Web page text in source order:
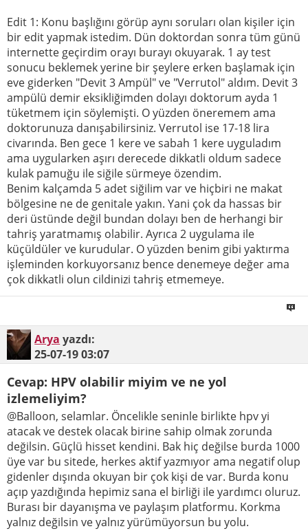
Edit 1: Konu başlığını görüp aynı soruları olan kişiler için
bir edit yapmak istedim. Dün doktordan sonra tüm günü
internette geçirdim orayı burayı okuyarak. 1 ay test
sonucu beklemek yerine bir şeylere erken başlamak için
eve giderken "Devit 3 Ampül" ve "Verrutol" aldım. Devit 3
ampülü demir eksikliğimden dolayı doktorum ayda 1
tüketmem için söylemişti. O yüzden öneremem ama
doktorunuza danışabilirsiniz. Verrutol ise 17-18 lira
civarında. Ben gece 1 kere ve sabah 1 kere uyguladım
ama uygularken aşırı derecede dikkatli oldum sadece
kulak pamuğu ile siğile sürmeye özendim.
Benim kalçamda 5 adet siğilim var ve hiçbiri ne makat
bölgesine ne de genitale yakın. Yani çok da hassas bir
deri üstünde değil bundan dolayı ben de herhangi bir
tahriş yaratmamış olabilir. Ayrıca 2 uygulama ile
küçüldüler ve kurudular. O yüzden benim gibi yaktırma
işleminden korkuyorsanız bence denemeye değer ama
çok dikkatli olun cildinizi tahriş etmemeye.
Arya yazdı:
25-07-1903:07
Cevap: HPV olabilir miyim ve ne yol
izlemeliyim?
@Balloon, selamlar. Öncelikle seninle birlikte hpv yi
atacak ve destek olacak birine sahip olmak zorunda
değilsin. Güçlü hisset kendini. Bak hiç değilse burda 1000
üye var bu sitede, herkes aktif yazmıyor ama negatif olup
gidenler dışında okuyan bir çok kişi de var. Burda konu
açıp yazdığında hepimiz sana el birliği ile yardımcı oluruz.
Burası bir dayanışma ve paylaşım platformu. Korkma
yalnız değilsin ve yalnız yürümüyorsun bu yolu.